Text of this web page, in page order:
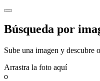
Búsqueda por
Sube una imagen y descubre
Arrastra la foto aquí
o